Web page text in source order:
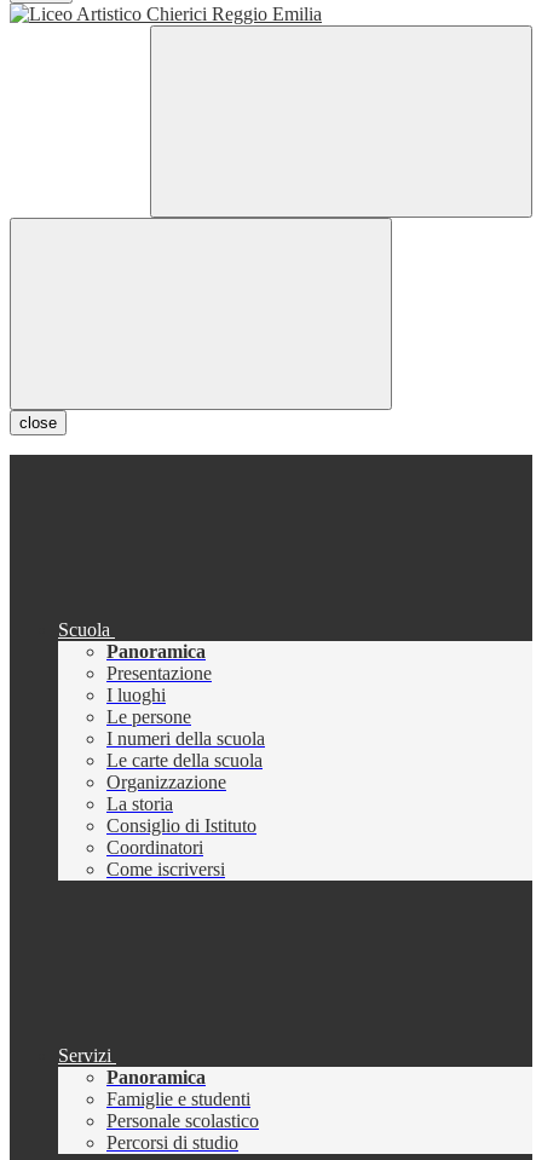
close
Scuola
Panoramica
Presentazione
I luoghi
Le persone
I numeri della scuola
Le carte della scuola
Organizzazione
La storia
Consiglio di Istituto
Coordinatori
Come iscriversi
Servizi
Panoramica
Famiglie e studenti
Personale scolastico
Percorsi di studio